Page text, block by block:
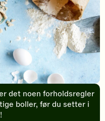
det noen forholdsregler
boller, før du setter i